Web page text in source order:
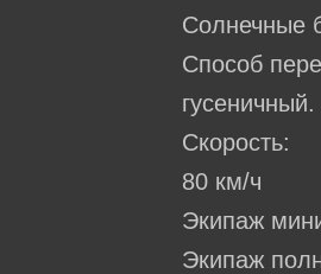
Солнечные
Способ
гусеничный.
Скорость:
80 км/ч
Экипаж
Экипаж